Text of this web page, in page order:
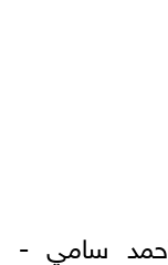
سامي -